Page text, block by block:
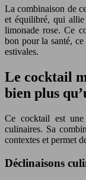
La combinaison de
et équilibré, qui
limonade rose. Ce
bon pour la santé,
estivales.
Le cocktail
bien plus
Ce cocktail est une
culinaires. Sa
contextes et permet
Déclinaisons